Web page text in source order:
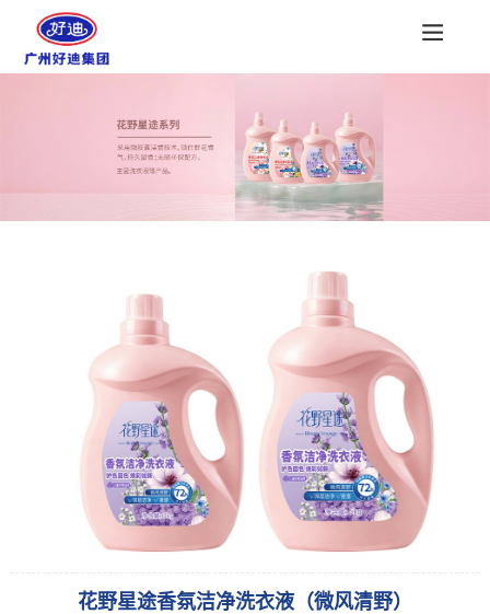
花野星途香氛洁净洗衣液（微风清野）